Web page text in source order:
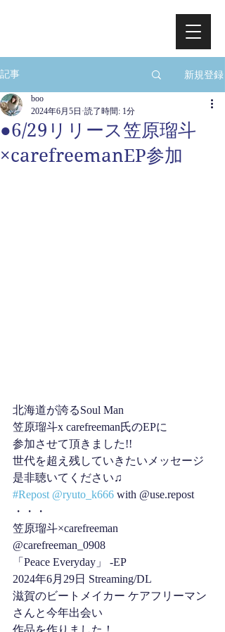
記事 新規登録
●6/29リリース笠原瑠斗
×carefreemanEP参加
boo
2024年6月5日 読了時間: 1分
北海道が誇るSoul Man
笠原瑠斗x carefreeman氏のEPに
参加させて頂きました!!
世代を超え残していきたいメッセージ
是非聴いてください♫
#Repost @ryuto_k666 with @use.repost
・・・
笠原瑠斗×carefreeman
@carefreeman_0908
「Peace Everyday」 -EP
2024年6月29日 Streaming/DL
滋賀のビートメイカー ケアフリーマン
さんと今年出会い
作品を作りました！